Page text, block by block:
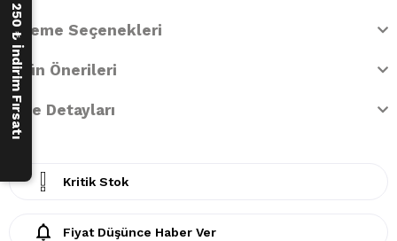
Ödeme Seçenekleri
Ürün Önerileri
İade Detayları
Kritik Stok
Fiyat Düşünce Haber Ver
250 ₺ İndirim Fırsatı